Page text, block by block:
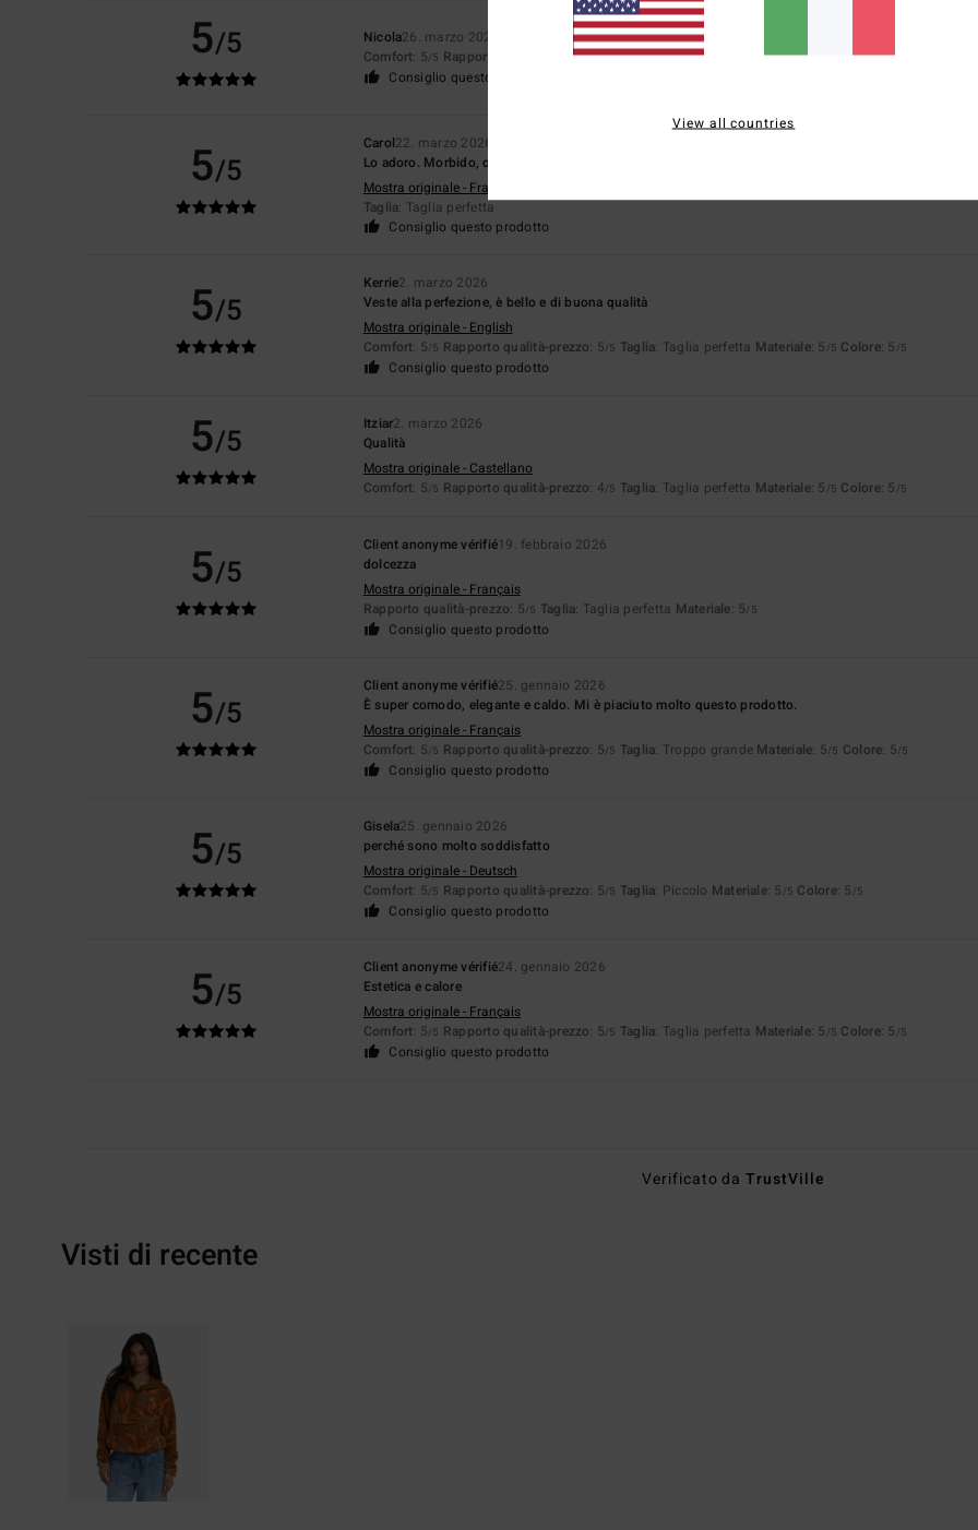
5/5 Nicola26. marzo 2026
Comfort: 5/5 Rapporto qualità-prezzo: 5/5 Taglia: Taglia perfetta Materiale Colore: 5
Consiglio questo prodotto
5/5
Carol22. marzo 2026
Lo adoro. Morbido, caldo e comodo. Proprio quello che volevo
Mostra originale - Français
Taglia: Taglia perfetta
Consiglio questo prodotto
5/5
Kerrie2. marzo 2026
Veste alla perfezione, è bello e di buona qualità
Mostra originale - English
Comfort: 5/5 Rapporto qualità-prezzo: 5/5 Taglia: Taglia perfetta Materiale: 5 /5 Colore: 5 /5
Consiglio questo prodotto
5/5 Itziar2. marzo 2026
Qualità
Mostra originale - Castellano
Comfort: 5/5 Rapporto qualità-prezzo: 4/5 Taglia: Taglia perfetta Materiale: 5 /5 Colore: 5 /5
5/5
Client anonyme vérifié19. febbraio 2026
dolcezza
Mostra originale - Français
Rapporto qualità-prezzo: 5/5 Taglia: Taglia perfetta Materiale: 5/5
Consiglio questo prodotto
5/5
Client anonyme vérifié25. gennaio 2026
È super comodo, elegante e caldo. Mi è piaciuto molto questo prodotto.
Mostra originale - Français
Comfort: 5/5 Rapporto qualità-prezzo: 5/5 Taglia: Troppo grande Materiale: 5/5 Colore: 5/5
Consiglio questo prodotto
5/5
Gisela25. gennaio 2026
perché sono molto soddisfatto
Mostra originale - Deutsch
Comfort: 5/5 Rapporto qualità-prezzo: 5/5 Taglia: Piccolo Materiale: 5 /5 Colore: 5 /5
Consiglio questo prodotto
5/5
Client anonyme vérifié24. gennaio 2026
Estetica e calore
Mostra originale - Français
Comfort: 5/5 Rapporto qualità-prezzo: 5/5 Taglia: Taglia perfetta Materiale: 5 /5 Colore: 5 /5
Consiglio questo prodotto
Verificato daTrustVille
Visti di recente
View all countries